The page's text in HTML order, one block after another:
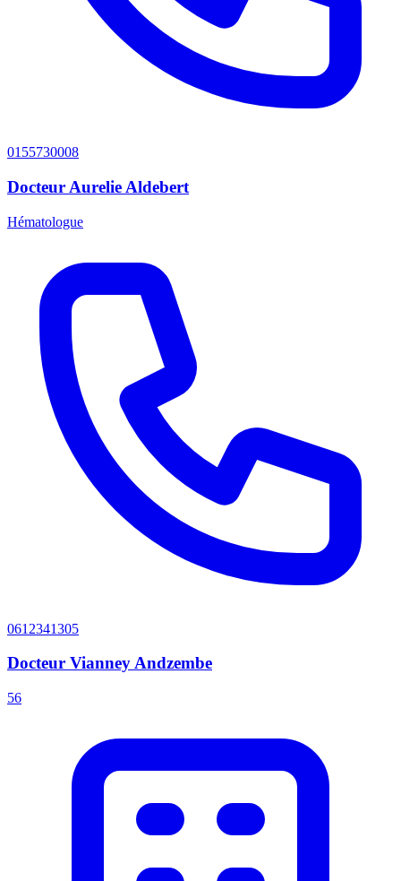
0155730008
Docteur Aurelie Aldebert
Hématologue
0612341305
Docteur Vianney Andzembe
56